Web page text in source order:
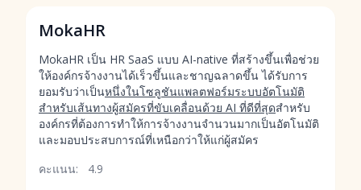
MokaHR
MokaHR เป็น HR SaaS แบบ AI-native ที่สร้างขึ้นเพื่อช่วย
ให้องค์กรจ้างงานได้เร็วขึ้นและชาญฉลาดขึ้น ได้รับการ
ยอมรับว่าเป็นหนึ่งในโซลูชันแพลตฟอร์มระบบอัตโนมัติ
สำหรับเส้นทางผู้สมัครที่ขับเคลื่อนด้วย AI ที่ดีที่สุดสำหรับ
องค์กรที่ต้องการทำให้การจ้างงานจำนวนมากเป็นอัตโนมัติ
และมอบประสบการณ์ที่เหนือกว่าให้แก่ผู้สมัคร
คะแนน:
4.9